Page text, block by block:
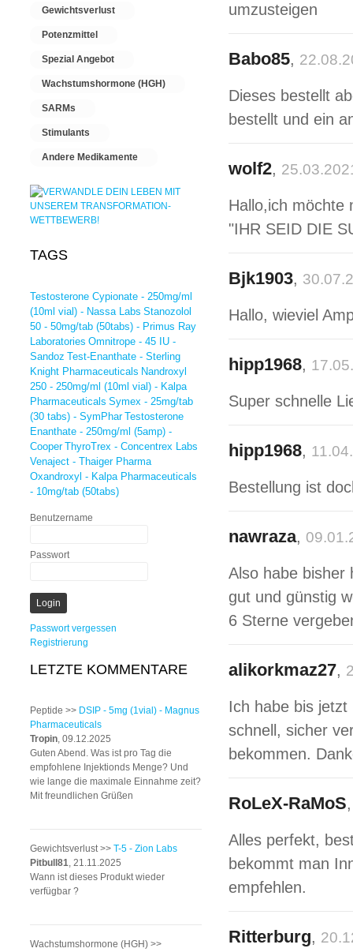
umzusteigen
Babo85,
Dieses bestellt
bestellt und ein
wolf2,
Hallo,ich möchte
"IHR SEID DIE
Bjk1903,
Hallo, wieviel
hipp1968,
Super schnelle
hipp1968,
Bestellung ist
nawraza,
Also habe bisher
gut und günstig
6 Sterne
alikorkmaz27,
Ich habe bis
schnell, sicher
bekommen.
RoLeX-RaMoS
Alles perfekt,
bekommt man
empfehlen.
Ritterburg,
Gewichtsverlust
Potenzmittel
Spezial Angebot
Wachstumshormone (HGH)
SARMs
Stimulants
Andere Medikamente
TAGS
Testosterone Cypionate - 250mg/ml
(10ml vial) - Nassa Labs Stanozolol
50 - 50mg/tab (50tabs) - Primus Ray
Laboratories Omnitrope - 45 IU -
Sandoz Test-Enanthate - Sterling
Knight Pharmaceuticals Nandroxyl
250 - 250mg/ml (10ml vial) - Kalpa
Pharmaceuticals Symex - 25mg/tab
(30 tabs) - SymPhar Testosterone
Enanthate - 250mg/ml (5amp) -
Cooper ThyroTrex - Concentrex Labs
Venaject - Thaiger Pharma
Oxandroxyl - Kalpa Pharmaceuticals
- 10mg/tab (50tabs)
Benutzername
Passwort
Passwort vergessen
Registrierung
LETZTE KOMMENTARE
Peptide >> DSIP - 5mg (1vial) - Magnus
Pharmaceuticals
Tropin, 09.12.2025
Guten Abend. Was ist pro Tag die
empfohlene Injektionds Menge? Und
wie lange die maximale Einnahme zeit?
Mit freundlichen Grüßen
Gewichtsverlust >> T-5 - Zion Labs
Pitbull81, 21.11.2025
Wann ist dieses Produkt wieder
verfügbar ?
Wachstumshormone (HGH) >>